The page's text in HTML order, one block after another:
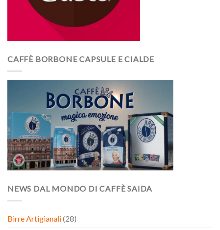
CAFFÈ BORBONE CAPSULE E CIALDE
NEWS DAL MONDO DI CAFFÈ SAIDA
Birre Artigianali(28)